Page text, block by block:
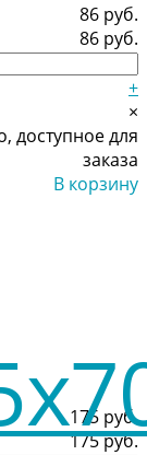
175 руб.
175 руб.
86 руб.
86 руб.
+
×
доступное для
заказа
В корзину